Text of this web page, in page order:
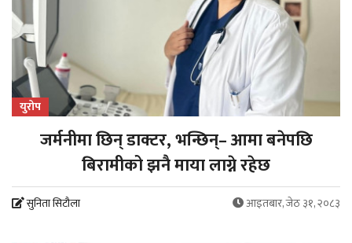
युरोप
जर्मनीमा छिन् डाक्टर, भन्छिन्– आमा बनेपछि
बिरामीको झनै माया लाग्ने रहेछ
सुनिता सिटौला आइतबार, जेठ ३१, २०८३